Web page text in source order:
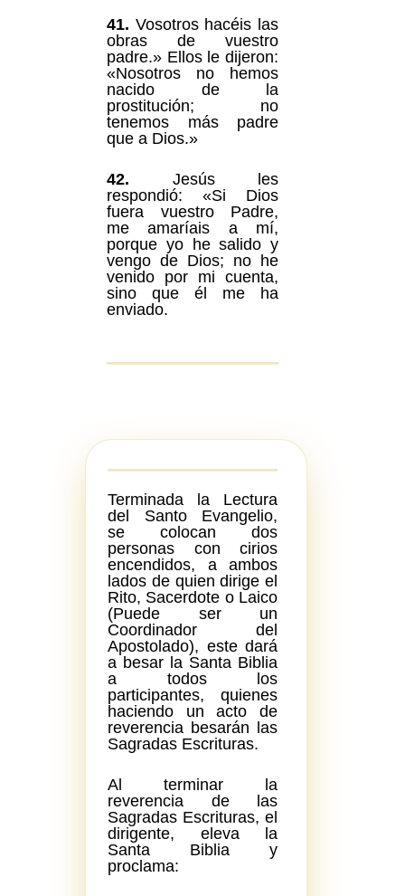
41. Vosotros hacéis las
obras de vuestro
padre.» Ellos le dijeron:
«Nosotros no hemos
nacido de la
prostitución; no
tenemos más padre
que a Dios.»
42. Jesús les
respondió: «Si Dios
fuera vuestro Padre,
me amaríais a mí,
porque yo he salido y
vengo de Dios; no he
venido por mi cuenta,
sino que él me ha
enviado.
Terminada la Lectura
del Santo Evangelio,
se colocan dos
personas con cirios
encendidos, a ambos
lados de quien dirige el
Rito, Sacerdote o Laico
(Puede ser un
Coordinador del
Apostolado), este dará
a besar la Santa Biblia
a todos los
participantes, quienes
haciendo un acto de
reverencia besarán las
Sagradas Escrituras.
Al terminar la
reverencia de las
Sagradas Escrituras, el
dirigente, eleva la
Santa Biblia y
proclama: